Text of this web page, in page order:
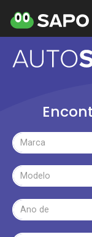
Marca
Modelo
Ano de